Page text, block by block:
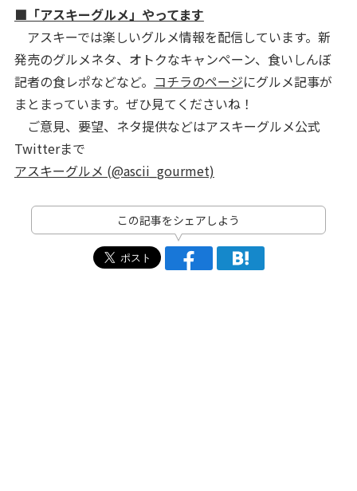
■「アスキーグルメ」やってます
アスキーでは楽しいグルメ情報を配信しています。新
発売のグルメネタ、オトクなキャンペーン、食いしんぼ
記者の食レポなどなど。 コチラのページにグルメ記事が
まとまっています。ぜひ見てくださいね！
ご意見、要望、ネタ提供などはアスキーグルメ公式
Twitterまで
アスキーグルメ (@ascii_gourmet)
この記事をシェアしよう